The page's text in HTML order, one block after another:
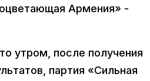
Армения» -
утром, после получения
партия «Сильная